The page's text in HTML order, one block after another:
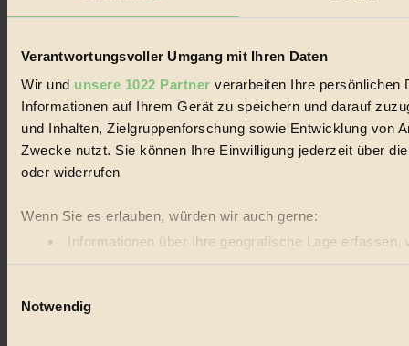
Verantwortungsvoller Umgang mit Ihren Daten
Wir und unsere 1022 Partner verarbeiten Ihre persönlichen
Informationen auf Ihrem Gerät zu speichern und darauf
und Inhalten, Zielgruppenforschung sowie Entwicklung von
Zwecke nutzt. Sie können Ihre Einwilligung jederzeit über
oder widerrufen
Wenn Sie es erlauben, würden wir auch gerne:
Informationen über Ihre geografische Lage
Ihr Gerät durch aktives Scannen nach bestimmten
Notwendig